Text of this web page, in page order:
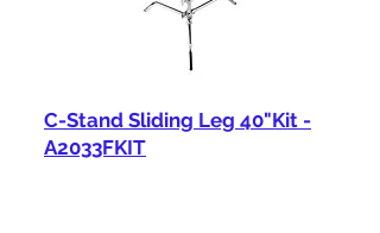
C-Stand Sliding Leg 40"Kit -
A2033FKIT